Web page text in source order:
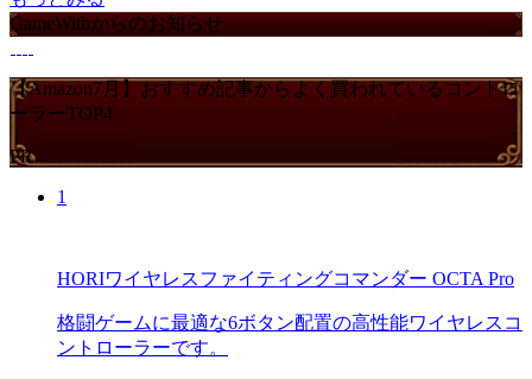
GameWithからのお知らせ
【Amazon7月】おすすめ記事からよく買われているコントロ
ーラーTOP4
PR
1
HORIワイヤレスファイティングコマンダー OCTA Pro
格闘ゲームに最適な6ボタン配置の高性能ワイヤレスコ
ントローラーです。